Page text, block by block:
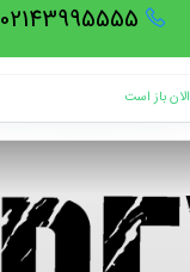
02143995555
الان باز است